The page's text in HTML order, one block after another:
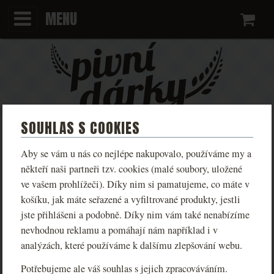
SOUHLAS S COOKIES
Aby se vám u nás co nejlépe nakupovalo, používáme my a
někteří naši partneři tzv. cookies (malé soubory, uložené
ve vašem prohlížeči). Díky nim si pamatujeme, co máte v
košíku, jak máte seřazené a vyfiltrované produkty, jestli
jste přihlášeni a podobně. Díky nim vám také nenabízíme
nevhodnou reklamu a pomáhají nám například i v
analýzách, které používáme k dalšímu zlepšování webu.
Potřebujeme ale váš souhlas s jejich zpracováváním.
MENU
ZÁŽITKY
Prožijte něcovýjimečnéhosami nebo obdarujte své
blízké. Zažijteglamping(aneb luxusní kempování) ve
středověkém duchu nebo si vyzkoušejte, jaké to je ocitnout
v kůži sládka. Oblíbené jsou isoukromé exkurze
degustací, exkluzivně jen vy a majitel pivovaru.